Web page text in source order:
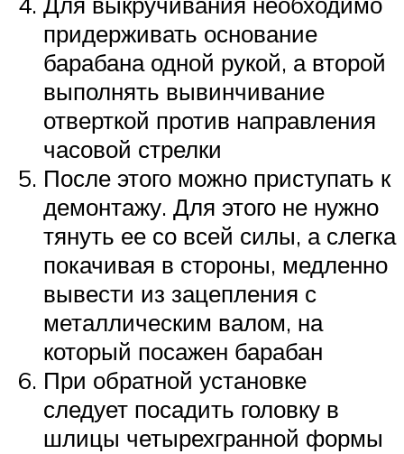
придерживать основание
барабана одной рукой, а второй
выполнять вывинчивание
отверткой против направления
часовой стрелки
После этого можно приступать к
демонтажу. Для этого не нужно
тянуть ее со всей силы, а слегка
покачивая в стороны, медленно
вывести из зацепления с
металлическим валом, на
который посажен барабан
При обратной установке
следует посадить головку в
шлицы четырехгранной формы